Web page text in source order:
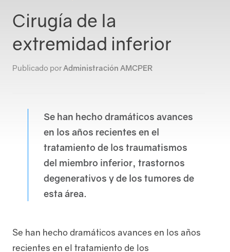
Login
Conócenos
Cirugía de la
extremidad inferior
Publicado porAdministración AMCPER
Se han hecho dramáticos avances
en los años recientes en el
tratamiento de los traumatismos
del miembro inferior, trastornos
degenerativos y de los tumores de
esta área.
Se han hecho dramáticos avances en los años
recientes en el tratamiento de los